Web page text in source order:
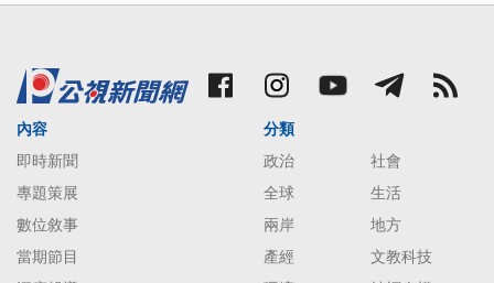
內容
即時新聞
專題策展
數位敘事
當期節目
分類
政治
社會
全球
生活
兩岸
地方
產經
文教科技